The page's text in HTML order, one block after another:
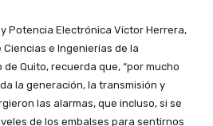
Potencia Electrónica Víctor Herrera,
e Ingenierías de la
Quito, recuerda que, “por mucho
la generación, la transmisión y
las alarmas, que incluso, si se
de los embalses para sentirnos